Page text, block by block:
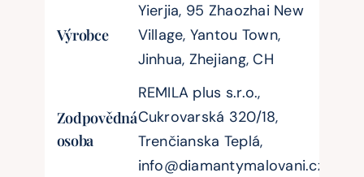
Výrobce
Yierjia, 95 Zhaozhai New
Village, Yantou Town,
Jinhua, Zhejiang, CH
Zodpovědná
osoba
REMILA plus s.r.o.,
Cukrovarská 320/18,
Trenčianska Teplá,
info@diamantymalovani.cz